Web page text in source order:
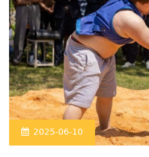
2025-06-10